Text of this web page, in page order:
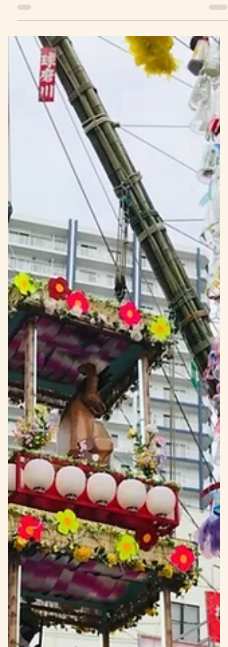
2022年10月9日
HAPPY HALLOWEEN♪ 湘南平塚のお肉屋さん 肉のユーダイ
です！ 今年もやります！ ハロウィンイベント開催！ 『老若男
女、全員にプレゼント♪』 ※お菓子 ↓ ↓ ↓ ルールは
簡単♪ イベント開催期間中 店内スタッフに 下記『合い言葉』
を言うだけ！...